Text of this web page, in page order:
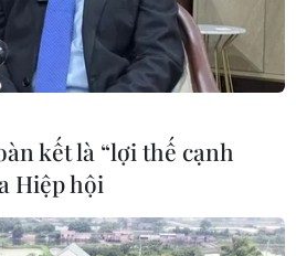
kết là “lợi thế cạnh
Hiệp hội